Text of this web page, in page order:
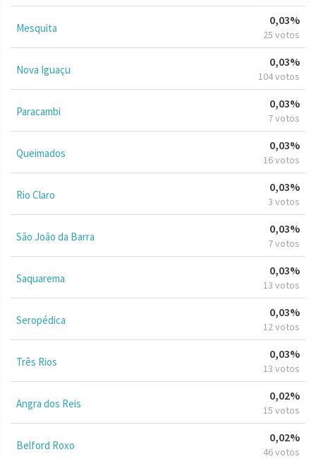
Mesquita
0,03%
25 votos
Nova Iguaçu
0,03%
104 votos
Paracambi
0,03%
7 votos
Queimados
0,03%
16 votos
Rio Claro
0,03%
3 votos
São João da Barra
0,03%
7 votos
Saquarema
0,03%
13 votos
Seropédica
0,03%
12 votos
Três Rios
0,03%
13 votos
Angra dos Reis
0,02%
15 votos
Belford Roxo
0,02%
46 votos